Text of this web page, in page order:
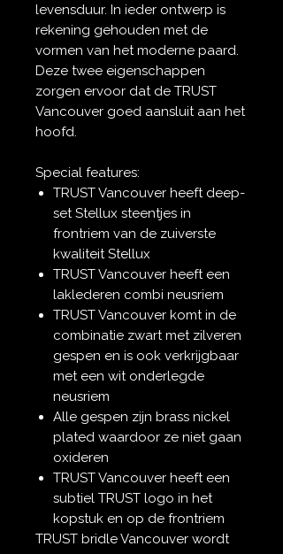
levensduur. In ieder ontwerp is
rekening gehouden met de
vormen van het moderne paard.
Deze twee eigenschappen
zorgen ervoor dat de TRUST
Vancouver goed aansluit aan het
hoofd.
Special features:
TRUST Vancouver heeft deep-
set Stellux steentjes in
frontriem van de zuiverste
kwaliteit Stellux
TRUST Vancouver heeft een
laklederen combi neusriem
TRUST Vancouver komt in de
combinatie zwart met zilveren
gespen en is ook verkrijgbaar
met een wit onderlegde
neusriem
Alle gespen zijn brass nickel
plated waardoor ze niet gaan
oxideren
TRUST Vancouver heeft een
subtiel TRUST logo in het
kopstuk en op de frontriem
TRUST bridle Vancouver wordt